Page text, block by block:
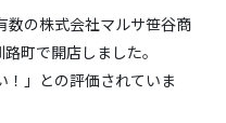
数の株式会社マルサ笹谷商
町で開店しました。
！」との評価されていま